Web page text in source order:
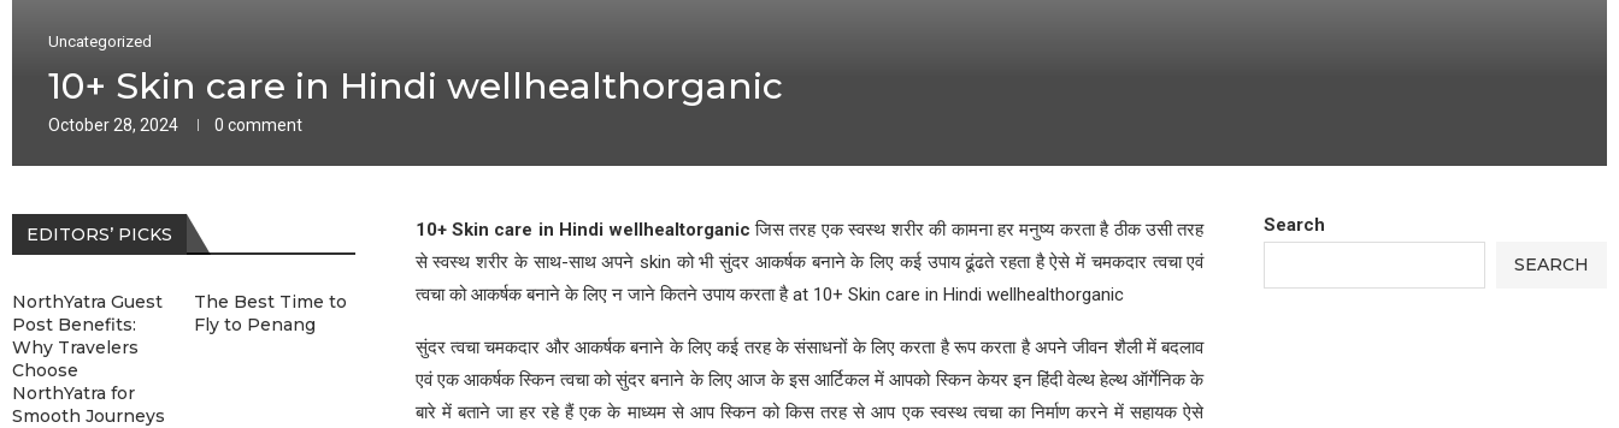
Uncategorized
10+ Skin care in Hindi wellhealthorganic
October 28, 2024 0 comment
10+ Skin care in Hindi wellhealtorganicजिस तरह एक स्वस्थ शरीर की कामना हर मनुष्य करता है ठीक उसी तरह
से स्वस्थ शरीर के साथ-साथ अपने skin को भी सुंदर आकर्षक बनाने के लिए कई उपाय ढूंढते रहता है ऐसे में चमकदार त्वचा एवं
त्वचा को आकर्षक बनाने के लिए न जाने कितने उपाय करता है at 10+ Skin care in Hindi wellhealthorganic
सुंदर त्वचा चमकदार और आकर्षक बनाने के लिए कई तरह के संसाधनों के लिए करता है रूप करता है अपने जीवन शैली में बदलाव
एवं एक आकर्षक स्किन त्वचा को सुंदर बनाने के लिए आज के इस आर्टिकल में आपको स्किन केयर इन हिंदी वेल्थ हेल्थ ऑर्गेनिक के
बारे में बताने जा हर रहे हैं एक के माध्यम से आप स्किन को किस तरह से आप एक स्वस्थ त्वचा का निर्माण करने में सहायक ऐसे
Search
SEARCH
EDITORS’ PICKS
NorthYatra Guest
Post Benefits:
Why Travelers
Choose
NorthYatra for
Smooth Journeys
The Best Time to
Fly to Penang